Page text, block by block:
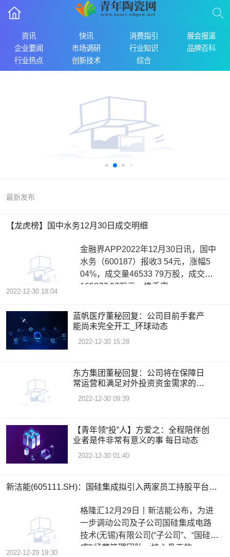
资讯 快讯 消费指引
展会报道
企业要闻
市场调研 行业知识
品牌百科
行业热点
创新技术 综合
最新发布
【龙虎榜】国中水务12月30日成交明细
金融界APP2022年12月30日讯，国中
水务（600187）报收3 54元，涨幅5
04%，成交量46533 79万股，成交额
165877 97万元，换手率
2022-12-30 18:04
蓝帆医疗董秘回复：公司目前手套产
能尚未完全开工_环球动态
2022-12-30 15:28
东方集团董秘回复：公司将在保障日
常运营和满足对外投资资金需求的前
2022-12-30 09:39
【青年领“投”人】方爱之：全程陪伴创
业者是件非常有意义的事 每日动态
2022-12-30 01:40
新洁能(605111.SH)：国硅集成拟引入两家员工持股平台增资、获得其不超15%的股权|世界看点
格隆汇12月29日丨新洁能公布，为进
一步调动公司及子公司国硅集成电路
技术(无锡)有限公司(“子公司”、“国硅集
成”)经营管理团队、核心骨干的
2022-12-29 19:30